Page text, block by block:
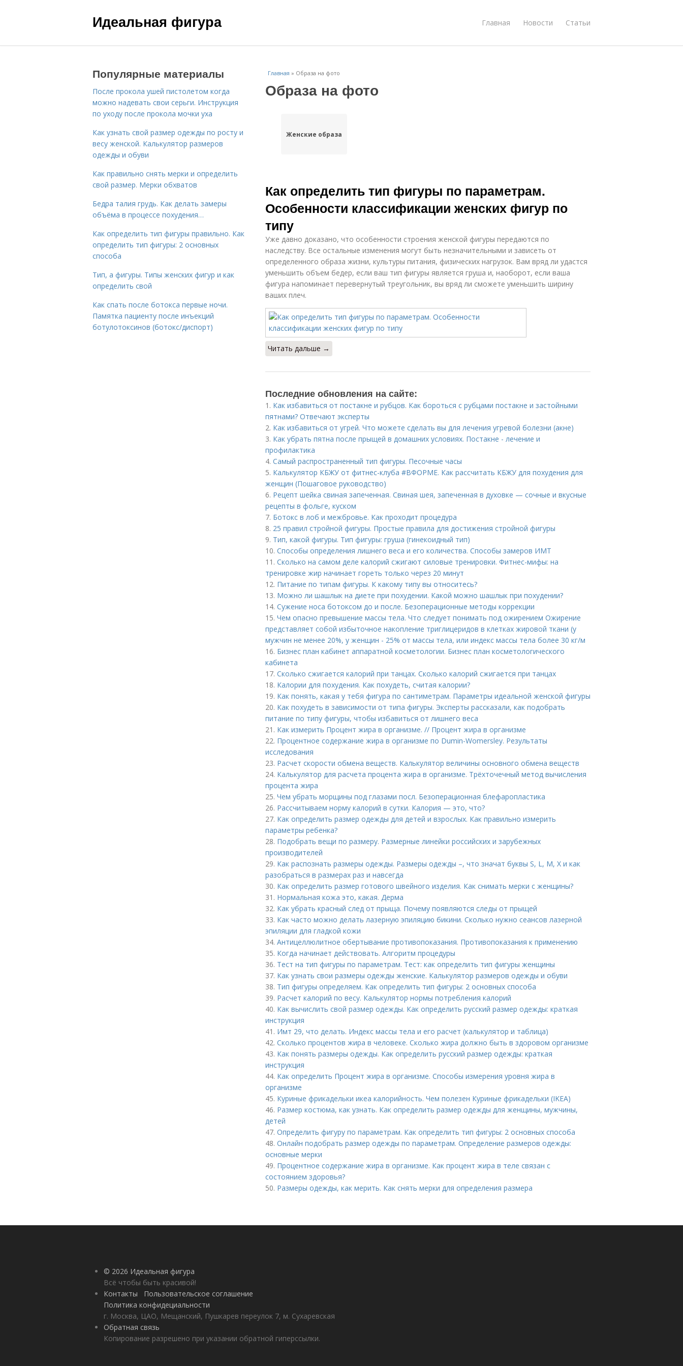
Идеальная фигура Главная Новости Статьи
Главная » Образа на фото
Образа на фото
Женские образа
Как определить тип фигуры по параметрам.
Особенности классификации женских фигур по
типу
Уже давно доказано, что особенности строения женской фигуры передаются по
наследству. Все остальные изменения могут быть незначительными и зависеть от
определенного образа жизни, культуры питания, физических нагрузок. Вам вряд ли удастся
уменьшить объем бедер, если ваш тип фигуры является груша и, наоборот, если ваша
фигура напоминает перевернутый треугольник, вы вряд ли сможете уменьшить ширину
ваших плеч.
Читать дальше →
Последние обновления на сайте:
1. Как избавиться от постакне и рубцов. Как бороться с рубцами постакне и застойными
пятнами? Отвечают эксперты
2. Как избавиться от угрей. Что можете сделать вы для лечения угревой болезни (акне)
3. Как убрать пятна после прыщей в домашних условиях. Постакне - лечение и
профилактика
4. Самый распространенный тип фигуры. Песочные часы
5. Калькулятор КБЖУ от фитнес-клуба #ВФОРМЕ. Как рассчитать КБЖУ для похудения для
женщин (Пошаговое руководство)
6. Рецепт шейка свиная запеченная. Свиная шея, запеченная в духовке — сочные и вкусные
рецепты в фольге, куском
7. Ботокс в лоб и межбровье. Как проходит процедура
8. 25 правил стройной фигуры. Простые правила для достижения стройной фигуры
9. Тип, какой фигуры. Тип фигуры: груша (гинекоидный тип)
10. Способы определения лишнего веса и его количества. Способы замеров ИМТ
11. Сколько на самом деле калорий сжигают силовые тренировки. Фитнес-мифы: на
тренировке жир начинает гореть только через 20 минут
12. Питание по типам фигуры. К какому типу вы относитесь?
13. Можно ли шашлык на диете при похудении. Какой можно шашлык при похудении?
14. Сужение носа ботоксом до и после. Безоперационные методы коррекции
15. Чем опасно превышение массы тела. Что следует понимать под ожирением Ожирение
представляет собой избыточное накопление триглицеридов в клетках жировой ткани (у
мужчин не менее 20%, у женщин - 25% от массы тела, или индекс массы тела более 30 кг/м
16. Бизнес план кабинет аппаратной косметологии. Бизнес план косметологического
кабинета
17. Сколько сжигается калорий при танцах. Сколько калорий сжигается при танцах
18. Калории для похудения. Как похудеть, считая калории?
19. Как понять, какая у тебя фигура по сантиметрам. Параметры идеальной женской фигуры
20. Как похудеть в зависимости от типа фигуры. Эксперты рассказали, как подобрать
питание по типу фигуры, чтобы избавиться от лишнего веса
21. Как измерить Процент жира в организме. // Процент жира в организме
22. Процентное содержание жира в организме по Dumin-Womersley. Результаты
исследования
23. Расчет скорости обмена веществ. Калькулятор величины основного обмена веществ
24. Калькулятор для расчета процента жира в организме. Трёхточечный метод вычисления
процента жира
25. Чем убрать морщины под глазами посл. Безоперационная блефаропластика
26. Рассчитываем норму калорий в сутки. Калория — это, что?
27. Как определить размер одежды для детей и взрослых. Как правильно измерить
параметры ребенка?
28. Подобрать вещи по размеру. Размерные линейки российских и зарубежных
производителей
29. Как распознать размеры одежды. Размеры одежды –, что значат буквы S, L, M, X и как
разобраться в размерах раз и навсегда
30. Как определить размер готового швейного изделия. Как снимать мерки с женщины?
31. Нормальная кожа это, какая. Дерма
32. Как убрать красный след от прыща. Почему появляются следы от прыщей
33. Как часто можно делать лазерную эпиляцию бикини. Сколько нужно сеансов лазерной
эпиляции для гладкой кожи
34. Антицеллюлитное обертывание противопоказания. Противопоказания к применению
35. Когда начинает действовать. Алгоритм процедуры
36. Тест на тип фигуры по параметрам. Тест: как определить тип фигуры женщины
37. Как узнать свои размеры одежды женские. Калькулятор размеров одежды и обуви
38. Тип фигуры определяем. Как определить тип фигуры: 2 основных способа
39. Расчет калорий по весу. Калькулятор нормы потребления калорий
40. Как вычислить свой размер одежды. Как определить русский размер одежды: краткая
инструкция
41. Имт 29, что делать. Индекс массы тела и его расчет (калькулятор и таблица)
42. Сколько процентов жира в человеке. Сколько жира должно быть в здоровом организме
43. Как понять размеры одежды. Как определить русский размер одежды: краткая
инструкция
44. Как определить Процент жира в организме. Способы измерения уровня жира в
организме
45. Куриные фрикадельки икеа калорийность. Чем полезен Куриные фрикадельки (IKEA)
46. Размер костюма, как узнать. Как определить размер одежды для женщины, мужчины,
детей
47. Определить фигуру по параметрам. Как определить тип фигуры: 2 основных способа
48. Онлайн подобрать размер одежды по параметрам. Определение размеров одежды:
основные мерки
49. Процентное содержание жира в организме. Как процент жира в теле связан с
состоянием здоровья?
50. Размеры одежды, как мерить. Как снять мерки для определения размера
Популярные материалы
После прокола ушей пистолетом когда
можно надевать свои серьги. Инструкция
по уходу после прокола мочки уха
Как узнать свой размер одежды по росту и
весу женской. Калькулятор размеров
одежды и обуви
Как правильно снять мерки и определить
свой размер. Мерки обхватов
Бедра талия грудь. Как делать замеры
объёма в процессе похудения…
Как определить тип фигуры правильно. Как
определить тип фигуры: 2 основных
способа
Тип, а фигуры. Типы женских фигур и как
определить свой
Как спать после ботокса первые ночи.
Памятка пациенту после инъекций
ботулотоксинов (ботокс/диспорт)
© 2026 Идеальная фигура
Всё чтобы быть красивой!
Контакты
Пользовательское соглашение
Политика конфидециальности
г. Москва, ЦАО, Мещанский, Пушкарев переулок 7, м. Сухаревская
Обратная связь
Копирование разрешено при указании обратной гиперссылки.